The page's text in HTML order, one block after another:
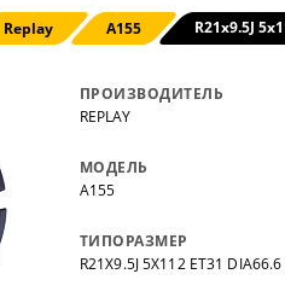
ДАТЧИКИ ДАВЛЕНИЯ В
Replay A155 R21x9.5J
ПРОИЗВОДИТЕЛЬ
REPLAY
МОДЕЛЬ
A155
ТИПОРАЗМЕР
R21X9.5J 5X112 ET31